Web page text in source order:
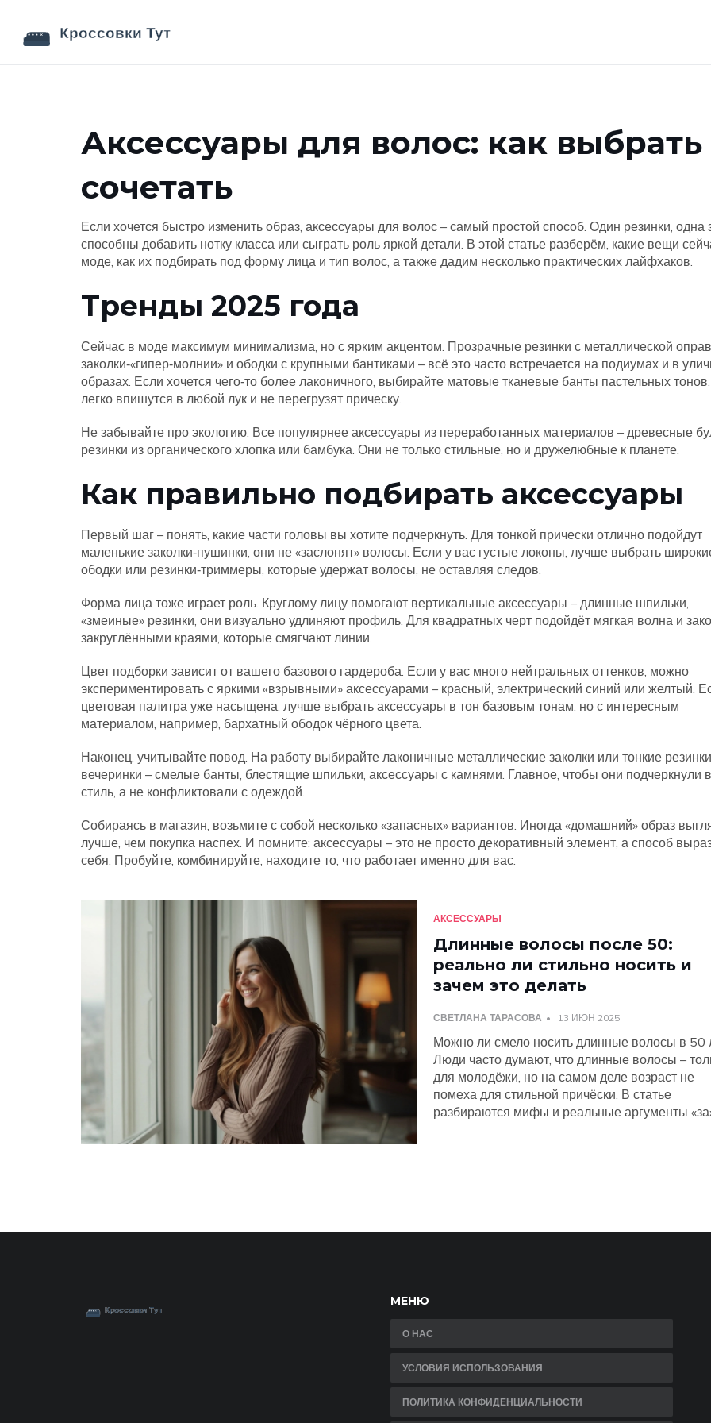
Аксессуары для волос: как выбрать
сочетать
Если хочется быстро изменить образ, аксессуары для волос – самый простой способ. Один резинки, одна
способны добавить нотку класса или сыграть роль яркой детали. В этой статье разберём, какие вещи
моде, как их подбирать под форму лица и тип волос, а также дадим несколько практических лайфхаков.
Тренды 2025 года
Сейчас в моде максимум минимализма, но с ярким акцентом. Прозрачные резинки с металлической
заколки‑«гипер‑молнии» и ободки с крупными бантиками – всё это часто встречается на подиумах и в
образах. Если хочется чего‑то более лаконичного, выбирайте матовые тканевые банты пастельных
легко впишутся в любой лук и не перегрузят прическу.
Не забывайте про экологию. Все популярнее аксессуары из переработанных материалов – древесные
резинки из органического хлопка или бамбука. Они не только стильные, но и дружелюбные к планете.
Как правильно подбирать аксессуары
Первый шаг – понять, какие части головы вы хотите подчеркнуть. Для тонкой прически отлично подойдут
маленькие заколки‑пушинки, они не «заслонят» волосы. Если у вас густые локоны, лучше выбрать
ободки или резинки‑триммеры, которые удержат волосы, не оставляя следов.
Форма лица тоже играет роль. Круглому лицу помогают вертикальные аксессуары – длинные шпильки,
«змеиные» резинки, они визуально удлиняют профиль. Для квадратных черт подойдёт мягкая волна и
закруглёнными краями, которые смягчают линии.
Цвет подборки зависит от вашего базового гардероба. Если у вас много нейтральных оттенков, можно
экспериментировать с яркими «взрывными» аксессуарами – красный, электрический синий или желтый.
цветовая палитра уже насыщена, лучше выбрать аксессуары в тон базовым тонам, но с интересным
материалом, например, бархатный ободок чёрного цвета.
Наконец, учитывайте повод. На работу выбирайте лаконичные металлические заколки или тонкие
вечеринки – смелые банты, блестящие шпильки, аксессуары с камнями. Главное, чтобы они подчеркнули
стиль, а не конфликтовали с одеждой.
Собираясь в магазин, возьмите с собой несколько «запасных» вариантов. Иногда «домашний» образ
лучше, чем покупка наспех. И помните: аксессуары – это не просто декоративный элемент, а способ
себя. Пробуйте, комбинируйте, находите то, что работает именно для вас.
АКСЕССУАРЫ
Длинные волосы после 50:
реально ли стильно носить и
зачем это делать
СВЕТЛАНА ТАРАСОВА 13 ИЮН 2025
Можно ли смело носить длинные волосы в 50
Люди часто думают, что длинные волосы –
для молодёжи, но на самом деле возраст не
помеха для стильной причёски. В статье
разбираются мифы и реальные аргументы
МЕНЮ
О НАС
УСЛОВИЯ ИСПОЛЬЗОВАНИЯ
ПОЛИТИКА КОНФИДЕНЦИАЛЬНОСТИ